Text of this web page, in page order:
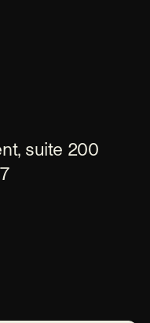
suite 200